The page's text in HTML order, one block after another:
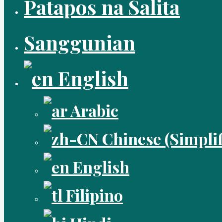
Patapos na Salita
Sanggunian
English
Arabic
Chinese
English
Filipino